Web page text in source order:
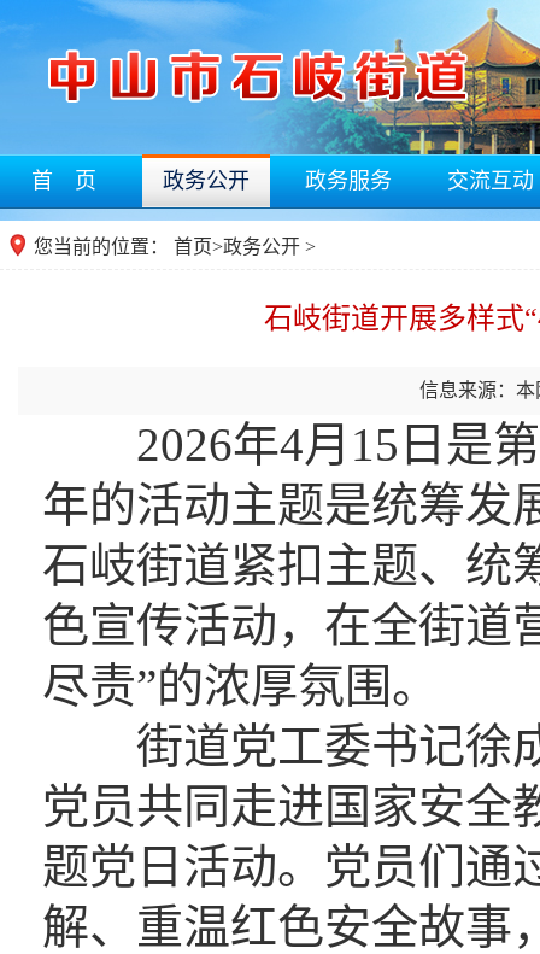
首 页 政务公开 政务服务 交流互动
您当前的位置： 首页>政务公开 >
石岐街道开展多样式
信息来源：本
2026年4月15日是第
年的活动主题是统筹发
石岐街道紧扣主题、统
色宣传活动，在全街道
尽责”的浓厚氛围。
街道党工委书记徐成
党员共同走进国家安全
题党日活动。党员们通
解、重温红色安全故事